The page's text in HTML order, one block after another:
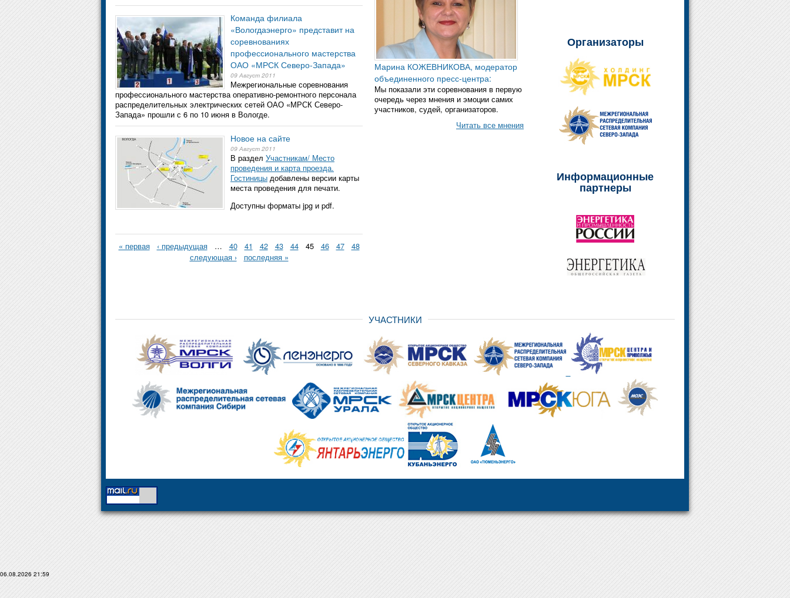
Команда филиала
«Вологдаэнерго» представит на
соревнованиях
профессионального мастерства
ОАО «МРСК Северо-Запада»
09 Август 2011
Межрегиональные соревнования
профессионального мастерства оперативно-ремонтного персонала
распределительных электрических сетей ОАО «МРСК Северо-
Запада» прошли с 6 по 10 июня в Вологде.
Новое на сайте
09 Август 2011
В раздел Участникам/ Место
проведения и карта проезда.
Гостиницы добавлены версии карты
места проведения для печати.
Доступны форматы jpg и pdf.
« первая ‹ предыдущая … 40 41 42 43 44 45 46 47
48
следующая ›
последняя »
Марина КОЖЕВНИКОВА, модератор
объединенного пресс-центра:
Мы показали эти соревнования в первую
очередь через мнения и эмоции самих
участников, судей, организаторов.
Читать все мнения
Организаторы
Информационные
партнеры
УЧАСТНИКИ
06.08.2026 21:59